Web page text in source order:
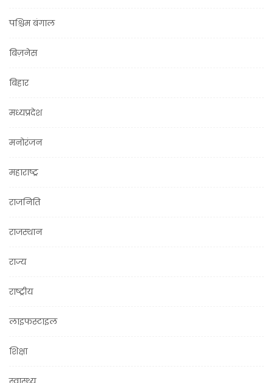
पश्चिम बंगाल
बिज़नेस
बिहार
मध्यप्रदेश
मनोरंजन
महाराष्ट्र
राजनिति
राजस्थान
राज्य
राष्ट्रीय
लाइफस्टाइल
शिक्षा